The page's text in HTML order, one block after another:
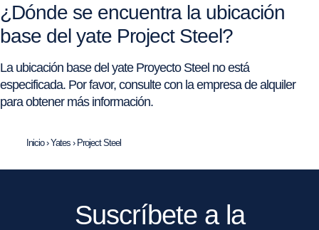
¿Dónde se encuentra la ubicación
base del yate Project Steel?
La ubicación base del yate Proyecto Steel no está
especificada. Por favor, consulte con la empresa de alquiler
para obtener más información.
Inicio›Yates › Project Steel
Suscríbete a la